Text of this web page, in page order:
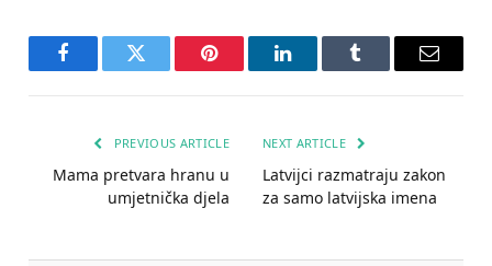
FacebookTwitter Pinterest LinkedInTumblr Email
PREVIOUS ARTICLE
Mama pretvara hranu u
umjetnička djela
NEXT ARTICLE
Latvijci razmatraju zakon
za samo latvijska imena